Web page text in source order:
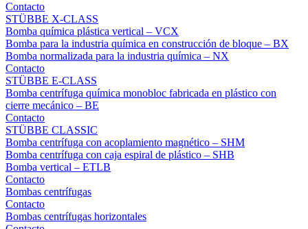
Contacto
STÜBBE X-CLASS
Bomba química plástica vertical – VCX
Bomba para la industria química en construcción de bloque – BX
Bomba normalizada para la industria química – NX
Contacto
STÜBBE E-CLASS
Bomba centrífuga química monobloc fabricada en plástico con
cierre mecánico – BE
Contacto
STÜBBE CLASSIC
Bomba centrífuga con acoplamiento magnético – SHM
Bomba centrífuga con caja espiral de plástico – SHB
Bomba vertical – ETLB
Contacto
Bombas centrífugas
Contacto
Bombas centrífugas horizontales